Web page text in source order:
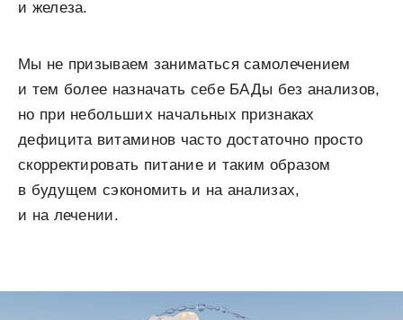
и железа.
Мы не призываем заниматься самолечением
и тем более назначать себе БАДы без анализов,
но при небольших начальных признаках
дефицита витаминов часто достаточно просто
скорректировать питание и таким образом
в будущем сэкономить и на анализах,
и на лечении.